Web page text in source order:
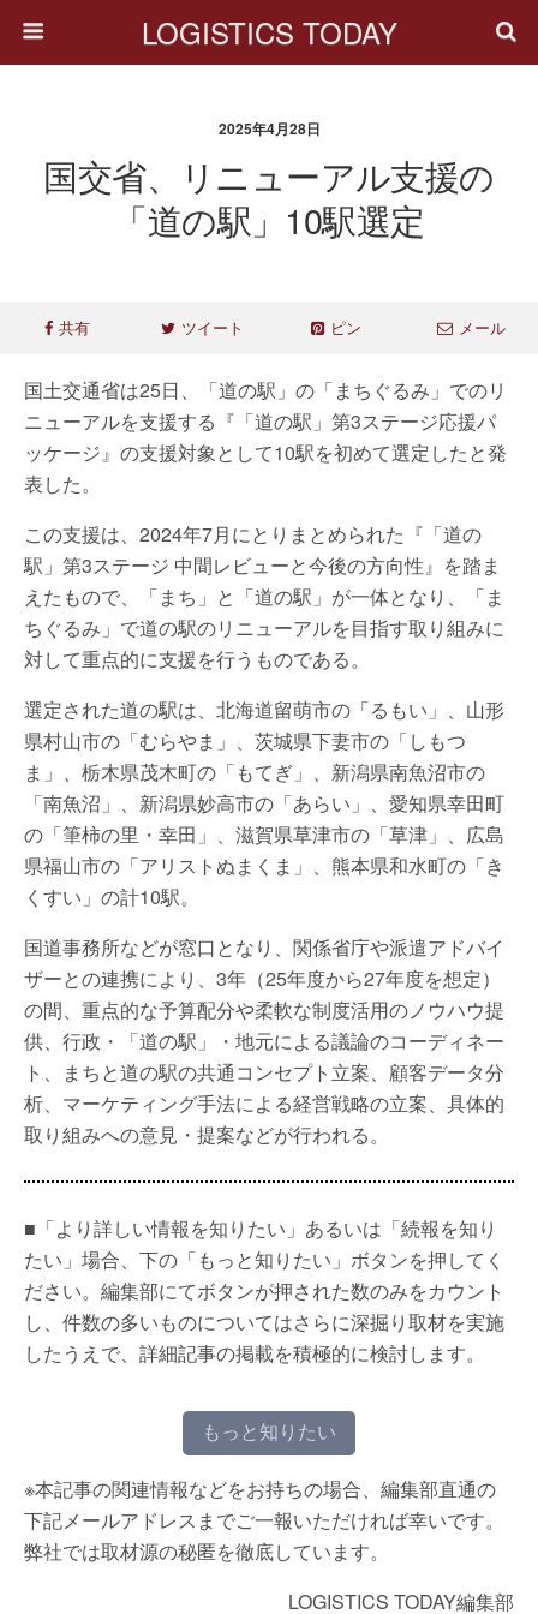
LOGISTICS TODAY
2025年4月28日
国交省、リニューアル支援の
「道の駅」10駅選定
共有 ツイート ピン メール
国土交通省は25日、「道の駅」の「まちぐるみ」でのリ
ニューアルを支援する『「道の駅」第3ステージ応援パ
ッケージ』の支援対象として10駅を初めて選定したと発
表した。
この支援は、2024年7月にとりまとめられた『「道の
駅」第3ステージ 中間レビューと今後の方向性』を踏ま
えたもので、「まち」と「道の駅」が一体となり、「ま
ちぐるみ」で道の駅のリニューアルを目指す取り組みに
対して重点的に支援を行うものである。
選定された道の駅は、北海道留萌市の「るもい」、山形
県村山市の「むらやま」、茨城県下妻市の「しもつ
ま」、栃木県茂木町の「もてぎ」、新潟県南魚沼市の
「南魚沼」、新潟県妙高市の「あらい」、愛知県幸田町
の「筆柿の里・幸田」、滋賀県草津市の「草津」、広島
県福山市の「アリストぬまくま」、熊本県和水町の「き
くすい」の計10駅。
国道事務所などが窓口となり、関係省庁や派遣アドバイ
ザーとの連携により、3年（25年度から27年度を想定）
の間、重点的な予算配分や柔軟な制度活用のノウハウ提
供、行政・「道の駅」・地元による議論のコーディネー
ト、まちと道の駅の共通コンセプト立案、顧客データ分
析、マーケティング手法による経営戦略の立案、具体的
取り組みへの意見・提案などが行われる。
■「より詳しい情報を知りたい」あるいは「続報を知り
たい」場合、下の「もっと知りたい」ボタンを押してく
ださい。編集部にてボタンが押された数のみをカウント
し、件数の多いものについてはさらに深掘り取材を実施
したうえで、詳細記事の掲載を積極的に検討します。
もっと知りたい
※本記事の関連情報などをお持ちの場合、編集部直通の
下記メールアドレスまでご一報いただければ幸いです。
弊社では取材源の秘匿を徹底しています。
LOGISTICS TODAY編集部